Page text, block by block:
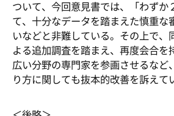
ついて、今回意見書では、「わずか
て、十分なデータを踏まえた慎重な
いなどと非難している。その上で、
よる追加調査を踏まえ、再度会合を
広い分野の専門家を参画させるなど
り方に関しても抜本的改善を訴えて